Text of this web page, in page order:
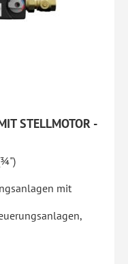
STELLMOTOR -
mit